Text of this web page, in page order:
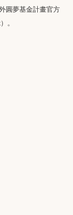
圓夢基金計畫官方
。